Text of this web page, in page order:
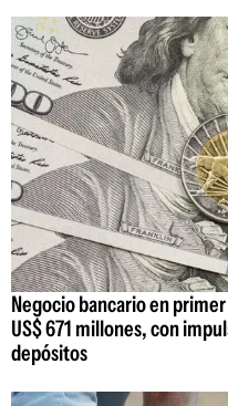
Negocio bancario en
US$ 671 millones, con
depósitos